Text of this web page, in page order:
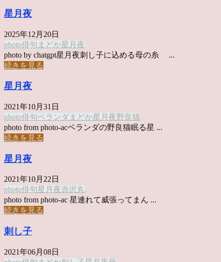
星月夜
2025年12月20日
photo俳句 まどか星月夜
photo by chatgpt星月夜刺し子に込める母の糸 ...
続きを見る
星月夜
2021年10月31日
photo俳句ベランダまどか星月夜野良猫
photo from photo-acベランダの野良猫眠る星 ...
続きを見る
星月夜
2021年10月22日
photo俳句星月夜赤沢丸
photo from photo-ac 星連れて威張ってまん ...
続きを見る
刺し子
2021年06月08日